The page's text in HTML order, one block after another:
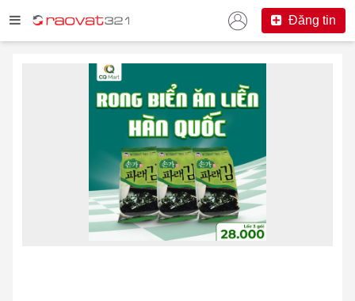
Đăng tin